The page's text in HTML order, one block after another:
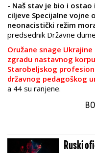
- Naš stav je bio i
ciljeve Specijalne vojne
neonacistički režim
predsednik Državne
Oružane snage
zgradu nastavnog
Starobeljskog
državnog pedagoškog
a 44 su ranjene.
Ruski